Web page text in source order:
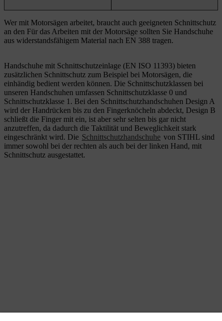
Wer mit Motorsägen arbeitet, braucht auch geeigneten Schnittschutz
an den Für das Arbeiten mit der Motorsäge sollten Sie Handschuhe
aus widerstandsfähigem Material nach EN 388 tragen.
Handschuhe mit Schnittschutzeinlage (EN ISO 11393) bieten
zusätzlichen Schnittschutz zum Beispiel bei Motorsägen, die
einhändig bedient werden können. Die Schnittschutzklassen bei
unseren Handschuhen umfassen Schnittschutzklasse 0 und
Schnittschutzklasse 1. Bei den Schnittschutzhandschuhen Design A
wird der Handrücken bis zu den Fingerknöcheln abdeckt, Design B
schließt die Finger mit ein, ist aber sehr selten bis gar nicht
anzutreffen, da dadurch die Taktilität und Beweglichkeit stark
eingeschränkt wird. Die Schnittschutzhandschuhe von STIHL sind
immer sowohl bei der rechten als auch bei der linken Hand, mit
Schnittschutz ausgestattet.